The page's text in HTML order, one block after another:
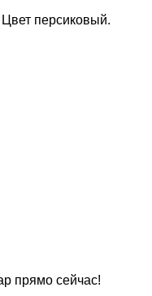
персиковый.
прямо сейчас!